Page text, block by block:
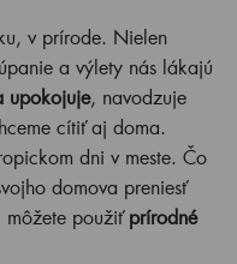
v prírode. Nielen
a výlety nás lákajú
upokojuje, navodzuje
cítiť aj doma.
dni v meste. Čo
domova preniesť
môžete použiťprírodné